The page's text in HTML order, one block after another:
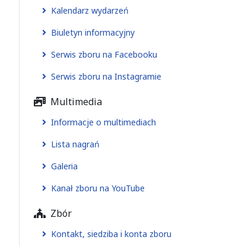
Kalendarz wydarzeń
Biuletyn informacyjny
Serwis zboru na Facebooku
Serwis zboru na Instagramie
Multimedia
Informacje o multimediach
Lista nagrań
Galeria
Kanał zboru na YouTube
Zbór
Kontakt, siedziba i konta zboru